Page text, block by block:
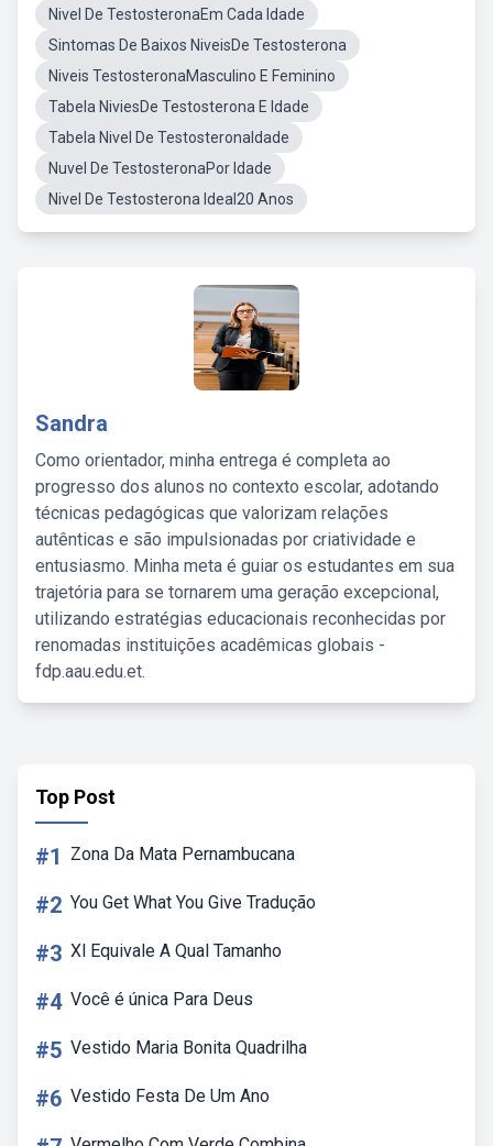
Nivel De TestosteronaEm Cada Idade
Sintomas De Baixos NiveisDe Testosterona
Niveis TestosteronaMasculino E Feminino
Tabela NiviesDe Testosterona E Idade
Tabela Nivel De TestosteronaIdade
Nuvel De TestosteronaPor Idade
Nivel De Testosterona Ideal20 Anos
Sandra
Como orientador, minha entrega é completa ao
progresso dos alunos no contexto escolar, adotando
técnicas pedagógicas que valorizam relações
autênticas e são impulsionadas por criatividade e
entusiasmo. Minha meta é guiar os estudantes em sua
trajetória para se tornarem uma geração excepcional,
utilizando estratégias educacionais reconhecidas por
renomadas instituições acadêmicas globais -
fdp.aau.edu.et.
Top Post
#1 Zona Da Mata Pernambucana
#2 You Get What You Give Tradução
#3 Xl Equivale A Qual Tamanho
#4 Você é única Para Deus
#5 Vestido Maria Bonita Quadrilha
#6 Vestido Festa De Um Ano